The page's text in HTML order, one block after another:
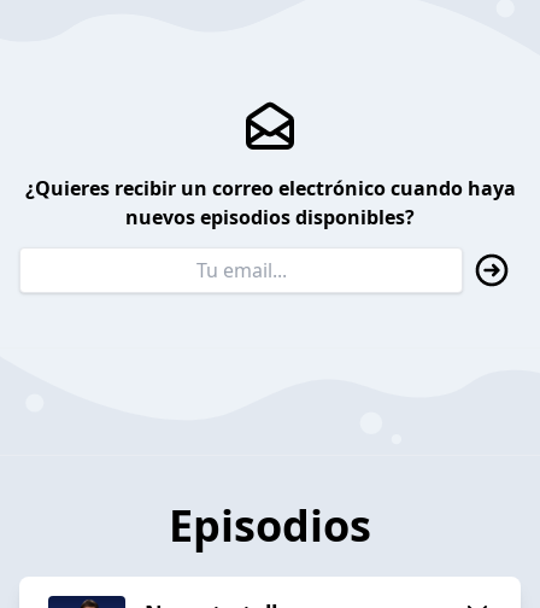
¿Quieres recibir un correo electrónico cuando haya
nuevos episodios disponibles?
Episodios